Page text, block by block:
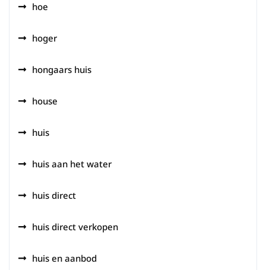
hoe
hoger
hongaars huis
house
huis
huis aan het water
huis direct
huis direct verkopen
huis en aanbod